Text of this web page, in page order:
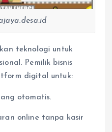
teknologi untuk
Pemilik bisnis
digital untuk:
otomatis.
online tanpa kasir